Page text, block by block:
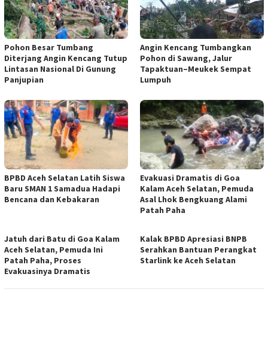
Pohon Besar Tumbang
Diterjang Angin Kencang Tutup
Lintasan Nasional Di Gunung
Panjupian
Angin Kencang Tumbangkan
Pohon di Sawang, Jalur
Tapaktuan–Meukek Sempat
Lumpuh
BPBD Aceh Selatan Latih Siswa
Baru SMAN 1 Samadua Hadapi
Bencana dan Kebakaran
Evakuasi Dramatis di Goa
Kalam Aceh Selatan, Pemuda
Asal Lhok Bengkuang Alami
Patah Paha
Jatuh dari Batu di Goa Kalam
Aceh Selatan, Pemuda Ini
Patah Paha, Proses
Evakuasinya Dramatis
Kalak BPBD Apresiasi BNPB
Serahkan Bantuan Perangkat
Starlink ke Aceh Selatan